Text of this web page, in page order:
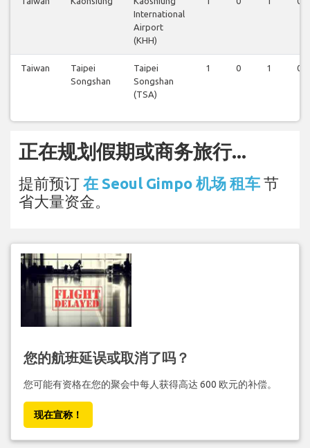
International
Airport
(KHH)
Taiwan
Taipei
Songshan
Taipei
Songshan
(TSA)
1 0 1 0
正在规划假期或商务旅行...
提前预订 在 Seoul Gimpo 机场 租车 节
省大量资金。
您的航班延误或取消了吗？
您可能有资格在您的聚会中每人获得高达 600 欧元的补偿。
现在宣称！